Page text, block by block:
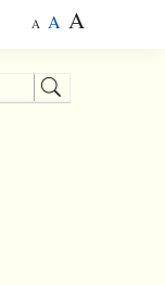
A A A